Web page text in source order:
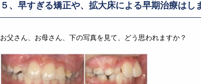
５、早すぎる矯正や、拡大床による早期治療はし
お父さん、お母さん、下の写真を見て、どう思われますか？